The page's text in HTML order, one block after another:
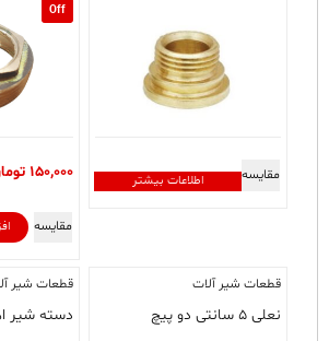
اطلاعات بیشتر مقایسه
Off
150,000
مقایسه
قطعات شیر آلات
نعلی ۵ سانتی دو پیچ
قطعات شیر
دسته شیر